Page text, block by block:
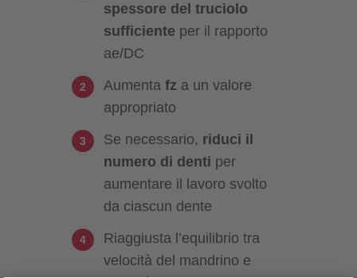
spessore del truciolo
sufficiente per il rapporto
ae/DC
Aumenta fz a un valore
appropriato
Se necessario, riduci il
numero di denti per
aumentare il lavoro svolto
da ciascun dente
Riaggiusta l’equilibrio tra
velocità del mandrino e